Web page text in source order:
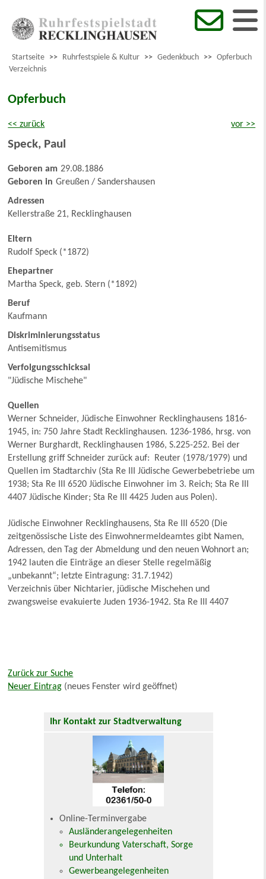
Startseite >> Ruhrfestspiele & Kultur >> Gedenkbuch >> Opferbuch
Verzeichnis
Opferbuch
<< zurück vor >>
Speck, Paul
Geboren am 29.08.1886
Geboren in Greußen / Sandershausen
Adressen
Kellerstraße 21, Recklinghausen
Eltern
Rudolf Speck (*1872)
Ehepartner
Martha Speck, geb. Stern (*1892)
Beruf
Kaufmann
Diskriminierungsstatus
Antisemitismus
Verfolgungsschicksal
"Jüdische Mischehe"
Quellen
Werner Schneider, Jüdische Einwohner Recklinghausens 1816-
1945, in: 750 Jahre Stadt Recklinghausen. 1236-1986, hrsg. von
Werner Burghardt, Recklinghausen 1986, S.225-252. Bei der
Erstellung griff Schneider zurück auf: Reuter (1978/1979) und
Quellen im Stadtarchiv (Sta Re III Jüdische Gewerbebetriebe um
1938; Sta Re III 6520 Jüdische Einwohner im 3. Reich; Sta Re III
4407 Jüdische Kinder; Sta Re III 4425 Juden aus Polen).
Jüdische Einwohner Recklinghausens, Sta Re III 6520 (Die
zeitgenössische Liste des Einwohnermeldeamtes gibt Namen,
Adressen, den Tag der Abmeldung und den neuen Wohnort an;
1942 lauten die Einträge an dieser Stelle regelmäßig
„unbekannt“; letzte Eintragung: 31.7.1942)
Verzeichnis über Nichtarier, jüdische Mischehen und
zwangsweise evakuierte Juden 1936-1942. Sta Re III 4407
Zurück zur Suche
Neuer Eintrag (neues Fenster wird geöffnet)
Ihr Kontakt zur Stadtverwaltung
Online-Terminvergabe
Ausländerangelegenheiten
Beurkundung Vaterschaft, Sorge
und Unterhalt
Gewerbeangelegenheiten